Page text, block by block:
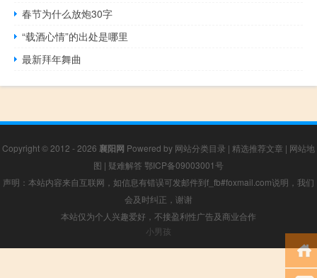
春节为什么放炮30字
“载酒心情”的出处是哪里
最新拜年舞曲
Copyright © 2012 - 2026 襄阳网 Powered by 网站分类目录 | 精选推荐文章 | 网站地
图 | 疑难解答 鄂ICP备09003001号
声明：本站内容来自互联网，如信息有错误可发邮件到f_fb#foxmail.com说明，我们
会及时纠正，谢谢
本站仅为个人兴趣爱好，不接盈利性广告及商业合作
小男孩